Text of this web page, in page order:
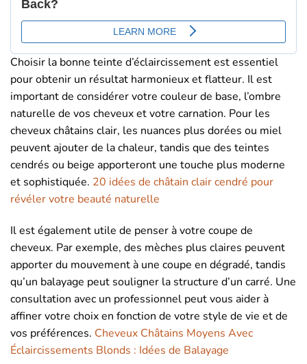
Choisir la bonne teinte d’éclaircissement est essentiel
pour obtenir un résultat harmonieux et flatteur. Il est
important de considérer votre couleur de base, l’ombre
naturelle de vos cheveux et votre carnation. Pour les
cheveux châtains clair, les nuances plus dorées ou miel
peuvent ajouter de la chaleur, tandis que des teintes
cendrés ou beige apporteront une touche plus moderne
et sophistiquée. 20 idées de châtain clair cendré pour
révéler votre beauté naturelle
Il est également utile de penser à votre coupe de
cheveux. Par exemple, des mèches plus claires peuvent
apporter du mouvement à une coupe en dégradé, tandis
qu’un balayage peut souligner la structure d’un carré. Une
consultation avec un professionnel peut vous aider à
affiner votre choix en fonction de votre style de vie et de
vos préférences. Cheveux Châtains Moyens Avec
Éclaircissements Blonds : Idées de Balayage